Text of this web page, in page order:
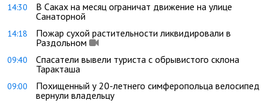
14:30
В Саках на месяц ограничат движение на улице
Санаторной
14:18
Пожар сухой растительности ликвидировали в
Раздольном
09:40
Спасатели вывели туриста с обрывистого склона
Таракташа
09:00
Похищенный у 20-летнего симферопольца велосипед
вернули владельцу